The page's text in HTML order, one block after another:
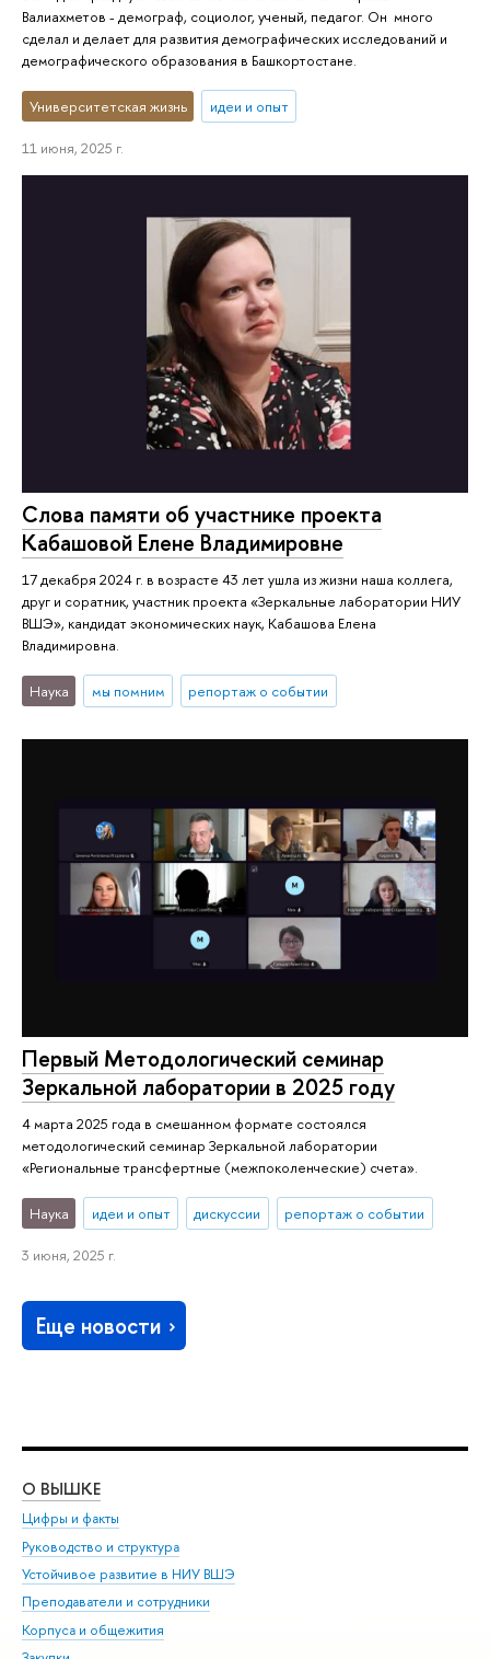
Валиахметов - демограф, социолог, ученый, педагог. Он много
сделал и делает для развития демографических исследований и
демографического образования в Башкортостане.
Университетская жизнь идеи и опыт
11 июня, 2025 г.
Слова памяти об участнике проекта
Кабашовой Елене Владимировне
17 декабря 2024 г. в возрасте 43 лет ушла из жизни наша коллега,
друг и соратник, участник проекта «Зеркальные лаборатории НИУ
ВШЭ», кандидат экономических наук, Кабашова Елена
Владимировна.
Наука мы помним репортаж о событии
Первый Методологический семинар
Зеркальной лаборатории в 2025 году
4 марта 2025 года в смешанном формате состоялся
методологический семинар Зеркальной лаборатории
«Региональные трансфертные (межпоколенческие) счета».
Наука идеи и опыт дискуссии репортаж о событии
3 июня, 2025 г.
Еще новости
О ВЫШКЕ
Цифры и факты
Руководство и структура
Устойчивое развитие в НИУ ВШЭ
Преподаватели и сотрудники
Корпуса и общежития